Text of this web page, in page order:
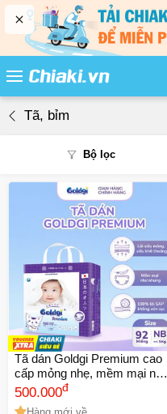
Tã, bỉm
Bộ lọc
Tã dán Goldgi Premium cao
cấp mỏng nhẹ, mềm mại như
nhung, siêu thoáng chống
tràn đủ size chính hãng
500.000đ